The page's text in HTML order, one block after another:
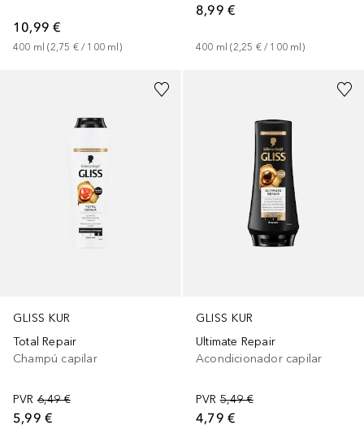
10,99 €
400 ml (2,75 € / 100 ml )
8,99 €
400 ml (2,25 € / 100 ml )
GLISS KUR
Total Repair
Champú capilar
PVR 6,49 €
5,99 €
GLISS KUR
Ultimate Repair
Acondicionador capilar
PVR 5,49 €
4,79 €